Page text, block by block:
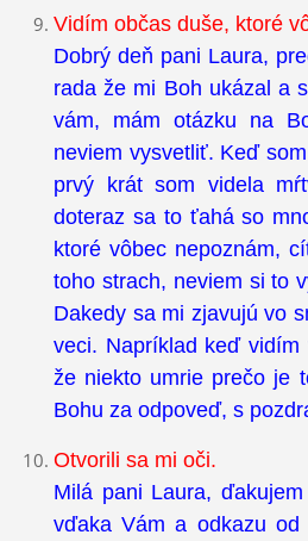
Vidím občas duše, ktoré
Dobrý deň pani Laura,
rada že mi Boh ukázal a
vám, mám otázku na
neviem vysvetliť. Keď
prvý krát som videla
doteraz sa to ťahá so
ktoré vôbec nepoznám,
toho strach, neviem si to
Dakedy sa mi zjavujú vo
veci. Napríklad keď vidím
že niekto umrie prečo je
Bohu za odpoveď, s
Otvorili sa mi oči.
Milá pani Laura,
vďaka Vám a odkazu